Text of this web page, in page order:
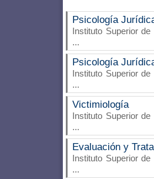
Psicología
Instituto Superior
...
Psicología
Instituto Superior
...
Victimiología
Instituto Superior
...
Evaluación y
Instituto Superior
...